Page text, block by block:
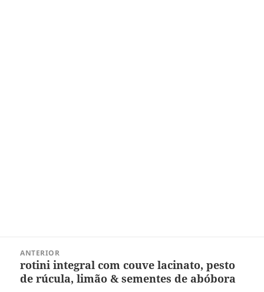
ANTERIOR
Post
anterior:
rotini integral com couve lacinato, pesto
de rúcula, limão & sementes de abóbora